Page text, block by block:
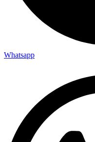
Whatsapp